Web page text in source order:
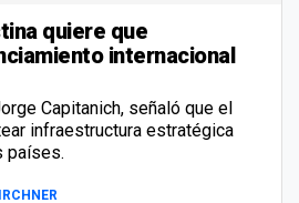
quiere que
internacional
Capitanich, señaló que el
infraestructura estratégica
países.